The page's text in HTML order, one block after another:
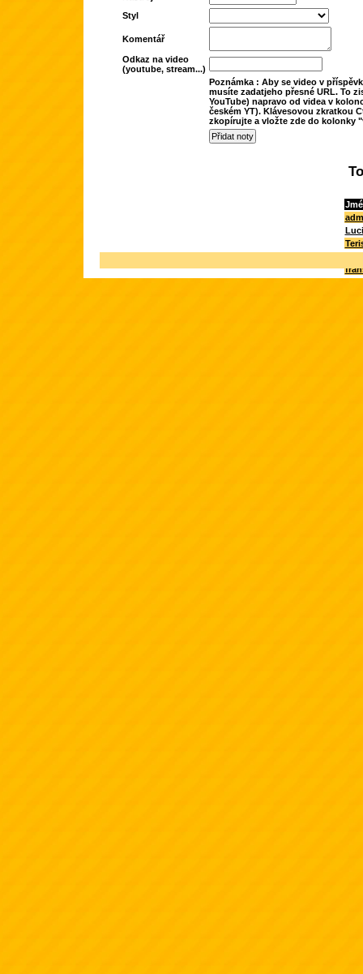
Styl
Komentář
Odkaz na video
(youtube, stream...)
Poznámka : Aby se video v
musíte zadatjeho přesné URL. To
YouTube) napravo od videa v
českém YT). Klávesovou zkratkou
zkopírujte a vložte zde do kolonky